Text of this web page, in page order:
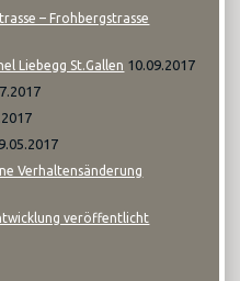
– Frohbergstrasse
Liebegg St.Gallen 10.09.2017
Verhaltensänderung
veröffentlicht